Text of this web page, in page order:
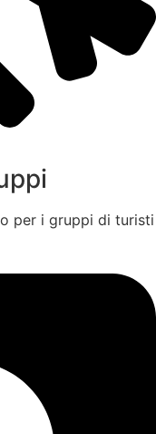
per i gruppi di turisti